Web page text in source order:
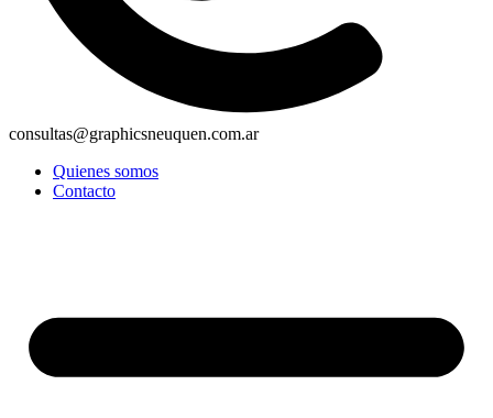
consultas@graphicsneuquen.com.ar
Quienes somos
Contacto